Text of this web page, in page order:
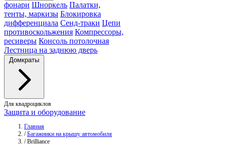
фонари Шноркель Палатки,
тенты, маркизы Блокировка
дифференциала Сенд-траки Цепи
противоскольжения Компрессоры,
ресиверы Консоль потолочная
Лестница на заднюю дверь
Домкраты
Для квадроциклов
Защита и оборудование
Главная
/ Багажники на крышу автомобиля
/ Brilliance